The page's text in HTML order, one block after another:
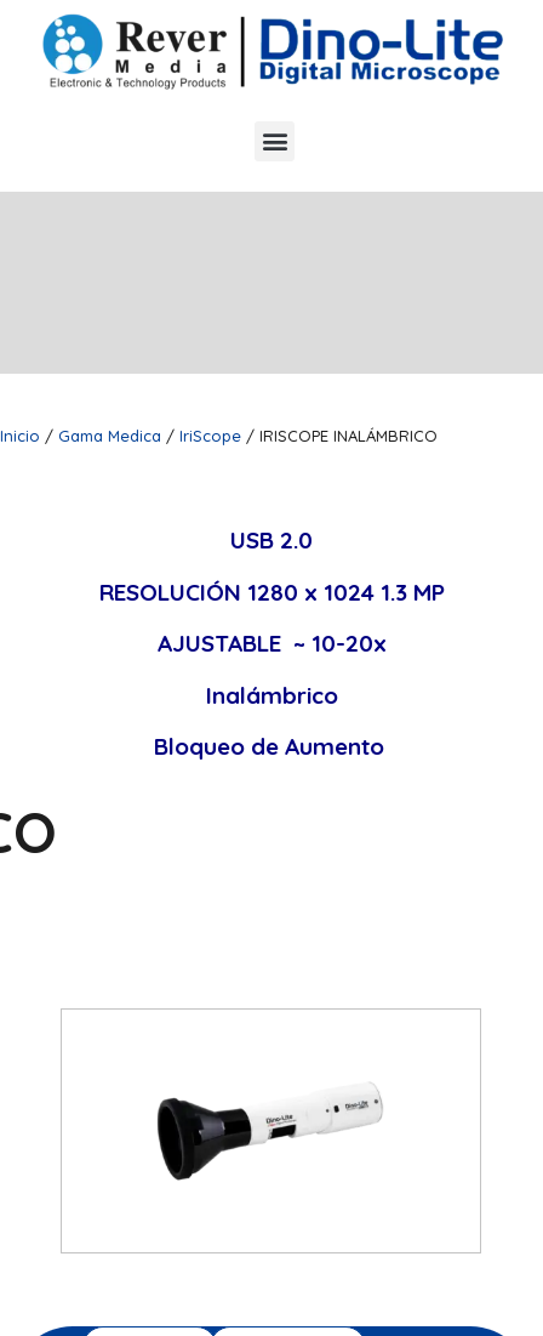
Inicio / Gama Medica / IriScope / IRISCOPE INALÁMBRICO
USB 2.0
RESOLUCIÓN 1280 x 1024 1.3 MP
AJUSTABLE ~ 10-20x
Inalámbrico
Bloqueo de Aumento